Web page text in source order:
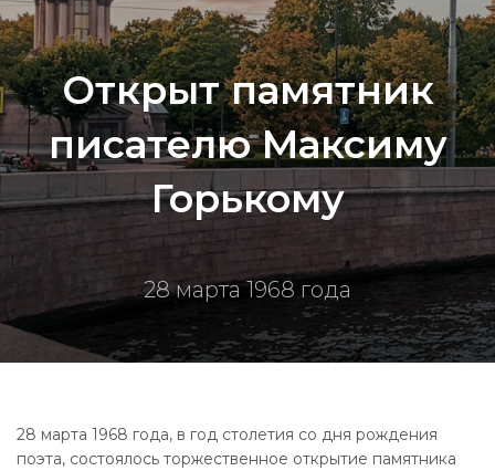
Открыт памятник
писателю Максиму
Горькому
28 марта 1968 года
28 марта 1968 года, в год столетия со дня рождения
поэта, состоялось торжественное открытие памятника